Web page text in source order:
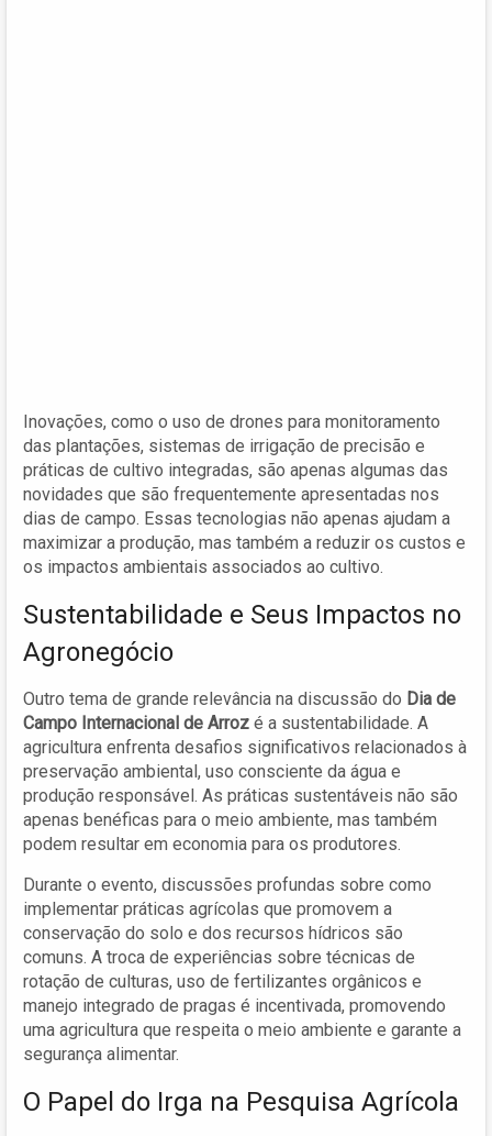
Inovações, como o uso de drones para monitoramento
das plantações, sistemas de irrigação de precisão e
práticas de cultivo integradas, são apenas algumas das
novidades que são frequentemente apresentadas nos
dias de campo. Essas tecnologias não apenas ajudam a
maximizar a produção, mas também a reduzir os custos e
os impactos ambientais associados ao cultivo.
Sustentabilidade e Seus Impactos no
Agronegócio
Outro tema de grande relevância na discussão do Dia de
Campo Internacional de Arroz é a sustentabilidade. A
agricultura enfrenta desafios significativos relacionados à
preservação ambiental, uso consciente da água e
produção responsável. As práticas sustentáveis não são
apenas benéficas para o meio ambiente, mas também
podem resultar em economia para os produtores.
Durante o evento, discussões profundas sobre como
implementar práticas agrícolas que promovem a
conservação do solo e dos recursos hídricos são
comuns. A troca de experiências sobre técnicas de
rotação de culturas, uso de fertilizantes orgânicos e
manejo integrado de pragas é incentivada, promovendo
uma agricultura que respeita o meio ambiente e garante a
segurança alimentar.
O Papel do Irga na Pesquisa Agrícola